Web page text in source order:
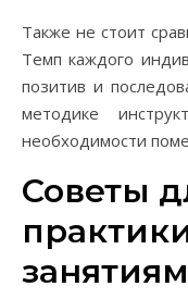
Также не стоит
Темп каждого
позитив и
методике
необходимости
Советы